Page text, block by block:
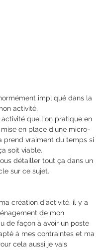
impliqué dans la
activité,
activité que l'on pratique en
en place d'une micro-
prend vraiment du temps si
soit viable.
détailler tout ça dans un
sur ce sujet.
création d'activité, il y a
de mon
de façon à avoir un poste
à mes contraintes et ma
cela aussi je vais